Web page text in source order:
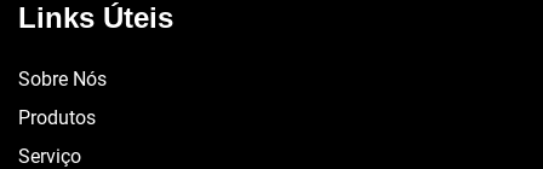
Links Úteis
Sobre Nós
Produtos
Serviço